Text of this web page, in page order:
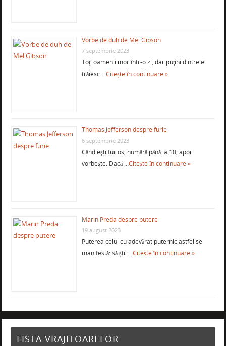
Vorbe de duh de Mel Gibson
7 septembrie 2023
Toţi oamenii mor într-o zi, dar puţini dintre ei
trăiesc …Citește în continuare »
Thomas Jefferson despre furie
6 septembrie 2023
Când eşti furios, numără până la 10, apoi
vorbeşte. Dacă …Citește în continuare »
Marin Preda despre putere
19 august 2023
Puterea celui cu adevărat puternic astfel se
manifestă: să știi …Citește în continuare »
LISTA VRAJITOARELOR